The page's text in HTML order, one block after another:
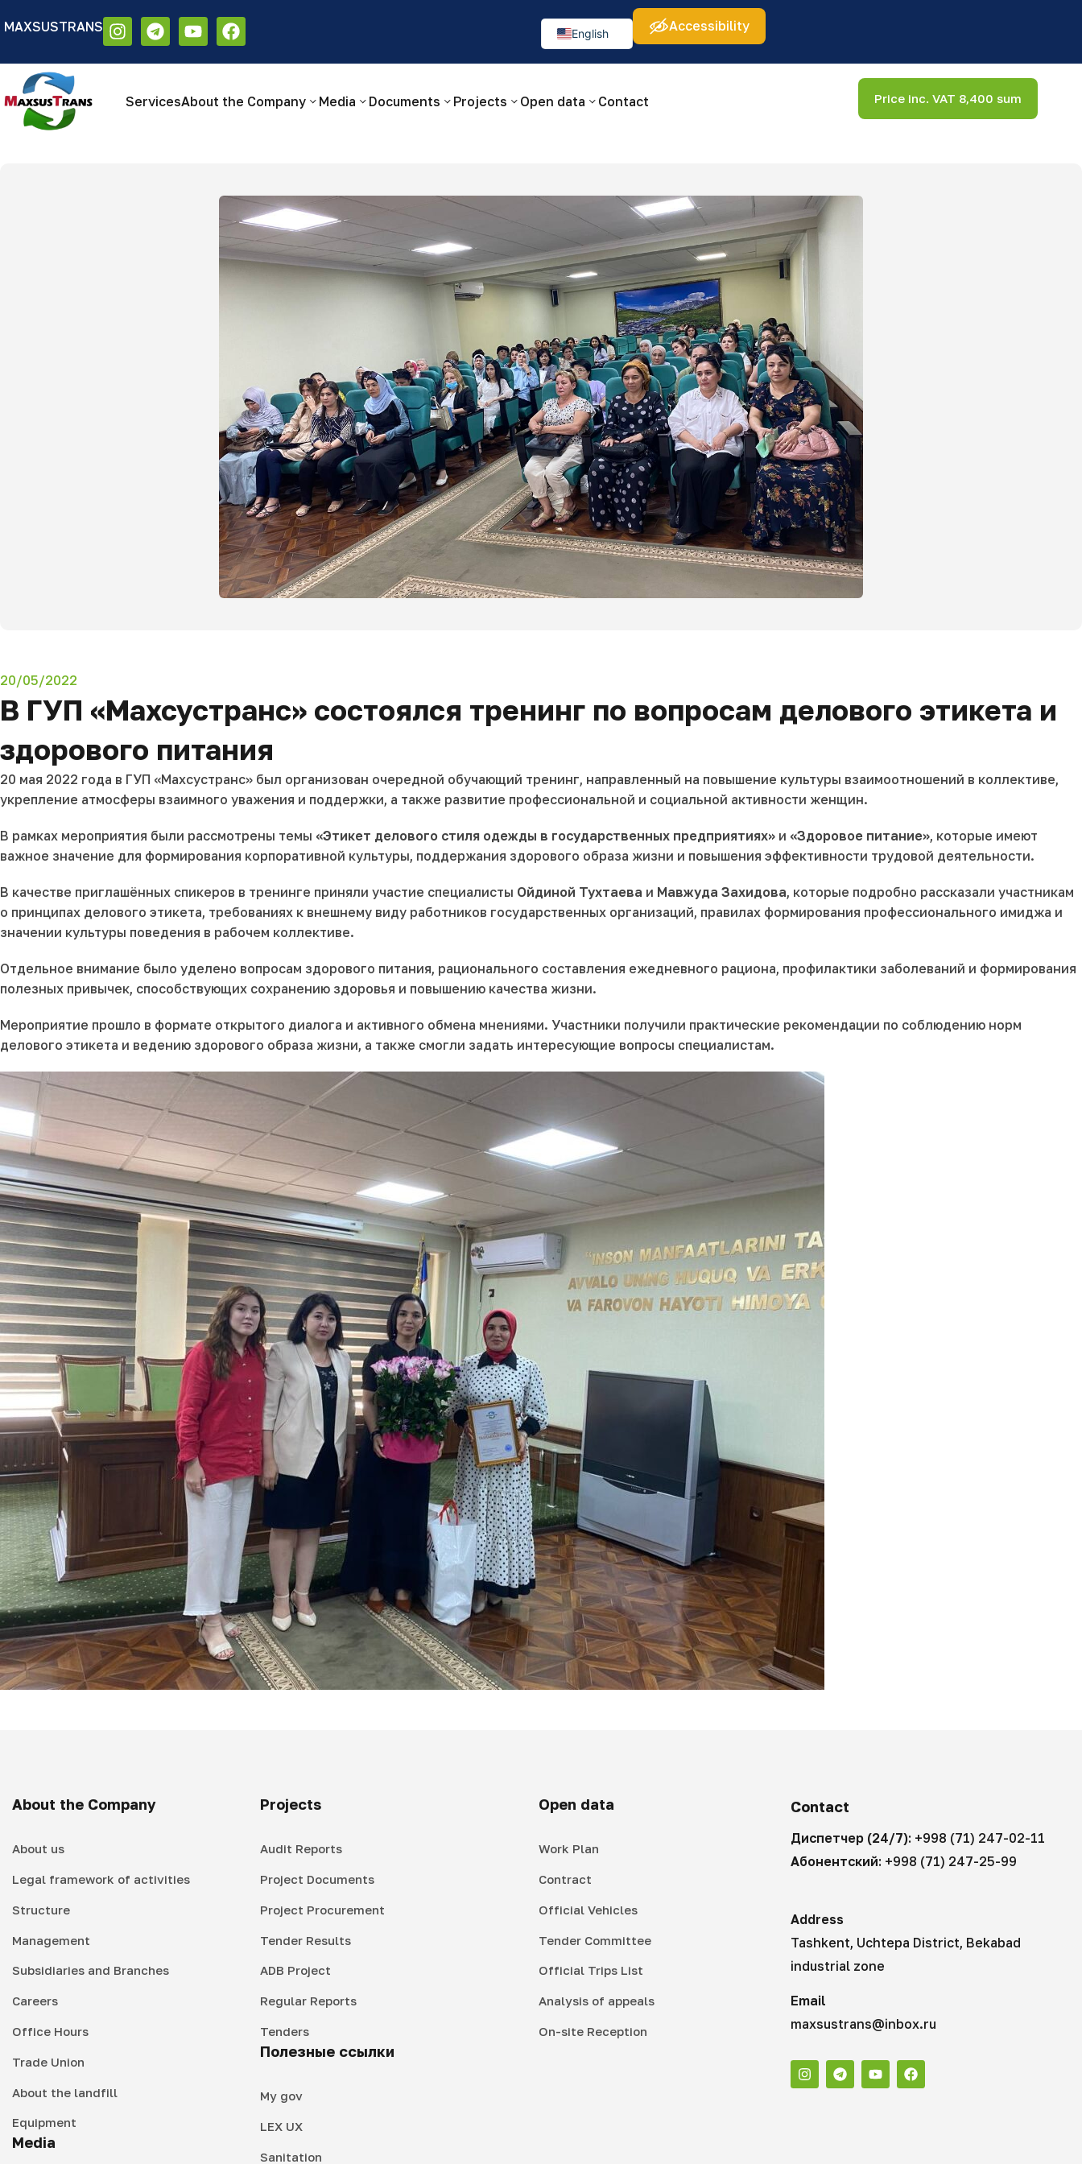
MAXSUSTRANS
Размер шрифта: Аа Изображения: 🚫
English
Русский
Accessibility
ServicesAbout the Company Media Documents Projects Open data Contact Price inc. VAT 8,400 sum
20/05/2022
В ГУП «Махсустранс» состоялся тренинг по вопросам делового этикета и
здорового питания
20 мая 2022 года в ГУП «Махсустранс» был организован очередной обучающий тренинг, направленный на повышение культуры взаимоотношений в коллективе,
укрепление атмосферы взаимного уважения и поддержки, а также развитие профессиональной и социальной активности женщин.
В рамках мероприятия были рассмотрены темы «Этикет делового стиля одежды в государственных предприятиях» и «Здоровое питание», которые имеют
важное значение для формирования корпоративной культуры, поддержания здорового образа жизни и повышения эффективности трудовой деятельности.
В качестве приглашённых спикеров в тренинге приняли участие специалисты Ойдиной Тухтаева и Мавжуда Захидова, которые подробно рассказали участникам
о принципах делового этикета, требованиях к внешнему виду работников государственных организаций, правилах формирования профессионального имиджа и
значении культуры поведения в рабочем коллективе.
Отдельное внимание было уделено вопросам здорового питания, рационального составления ежедневного рациона, профилактики заболеваний и формирования
полезных привычек, способствующих сохранению здоровья и повышению качества жизни.
Мероприятие прошло в формате открытого диалога и активного обмена мнениями. Участники получили практические рекомендации по соблюдению норм
делового этикета и ведению здорового образа жизни, а также смогли задать интересующие вопросы специалистам.
About the Company
About us
Legal framework of activities
Structure
Management
Subsidiaries and Branches
Careers
Office Hours
Trade Union
About the landfill
Equipment
Media
Projects
Audit Reports
Project Documents
Project Procurement
Tender Results
ADB Project
Regular Reports
Tenders
Полезные ссылки
My gov
LEX UX
Sanitation
Open data
Work Plan
Contract
Official Vehicles
Tender Committee
Official Trips List
Analysis of appeals
On-site Reception
Contact
Диспетчер (24/7): +998 (71) 247-02-11
Абонентский: +998 (71) 247-25-99
Address
Tashkent, Uchtepa District, Bekabad
industrial zone
Email
maxsustrans@inbox.ru